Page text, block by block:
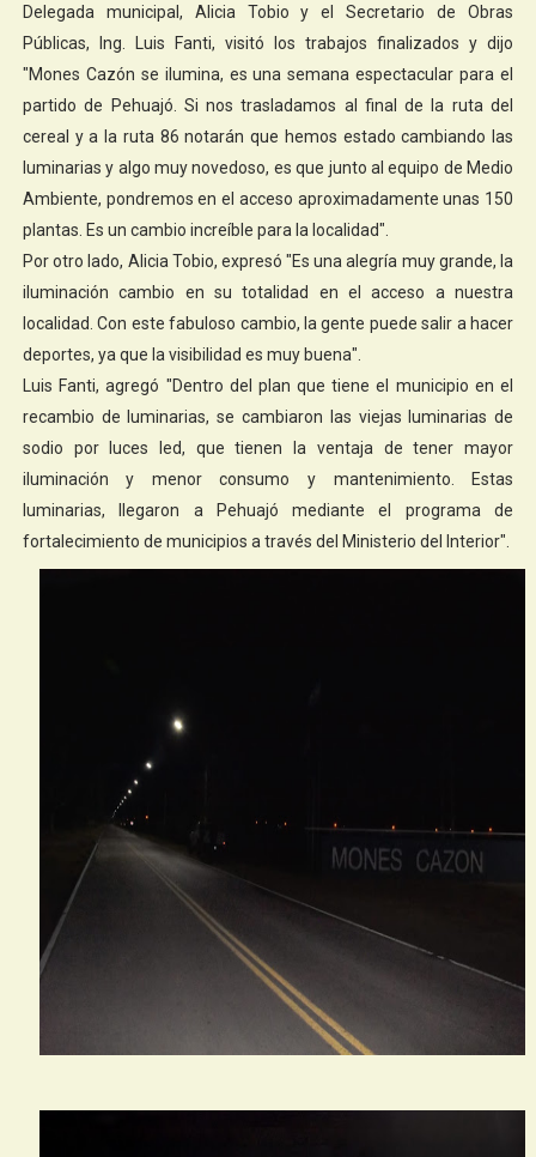
Delegada municipal, Alicia Tobio y el Secretario de Obras
Públicas, Ing. Luis Fanti, visitó los trabajos finalizados y dijo
"Mones Cazón se ilumina, es una semana espectacular para el
partido de Pehuajó. Si nos trasladamos al final de la ruta del
cereal y a la ruta 86 notarán que hemos estado cambiando las
luminarias y algo muy novedoso, es que junto al equipo de Medio
Ambiente, pondremos en el acceso aproximadamente unas 150
plantas. Es un cambio increíble para la localidad".
Por otro lado, Alicia Tobio, expresó "Es una alegría muy grande, la
iluminación cambio en su totalidad en el acceso a nuestra
localidad. Con este fabuloso cambio, la gente puede salir a hacer
deportes, ya que la visibilidad es muy buena".
Luis Fanti, agregó "Dentro del plan que tiene el municipio en el
recambio de luminarias, se cambiaron las viejas luminarias de
sodio por luces led, que tienen la ventaja de tener mayor
iluminación y menor consumo y mantenimiento. Estas
luminarias, llegaron a Pehuajó mediante el programa de
fortalecimiento de municipios a través del Ministerio del Interior".